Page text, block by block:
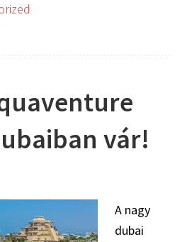
vár!
A nagy
dubai